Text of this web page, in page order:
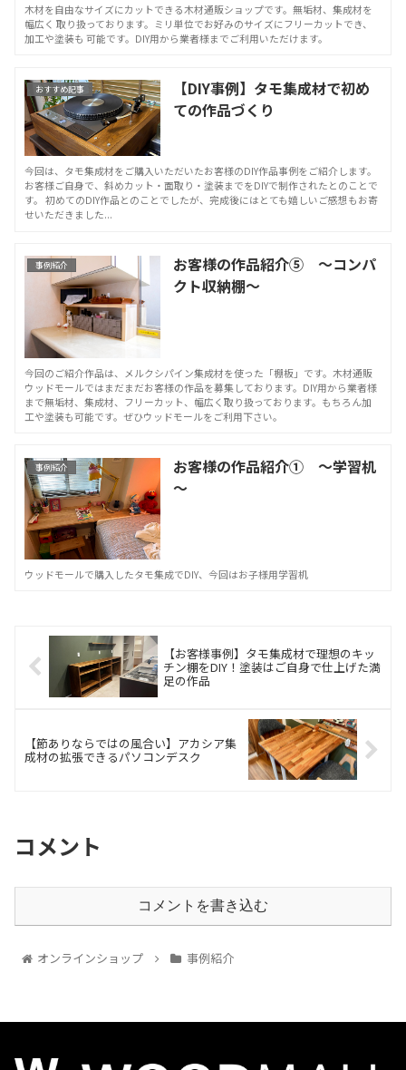
木材を自由なサイズにカットできる木材通販ショップです。無垢材、集成材を
幅広く 取り扱っております。ミリ単位でお好みのサイズにフリーカットでき、
加工や塗装も 可能です。DIY用から業者様までご利用いただけます。
おすすめ記事
【DIY事例】タモ集成材で初め
ての作品づくり
今回は、タモ集成材をご購入いただいたお客様のDIY作品事例をご紹介します。
お客様ご自身で、斜めカット・面取り・塗装までをDIYで制作されたとのことで
す。 初めてのDIY作品とのことでしたが、完成後にはとても嬉しいご感想もお寄
せいただきました...
事例紹介
お客様の作品紹介⑤ ～コンパ
クト収納棚～
今回のご紹介作品は、メルクシパイン集成材を使った「棚板」です。木材通販
ウッドモールではまだまだお客様の作品を募集しております。DIY用から業者様
まで無垢材、集成材、フリーカット、幅広く取り扱っております。もちろん加
工や塗装も可能です。ぜひウッドモールをご利用下さい。
事例紹介
お客様の作品紹介① ～学習机
～
ウッドモールで購入したタモ集成でDIY、今回はお子様用学習机
【お客様事例】タモ集成材で理想のキッ
チン棚をDIY！塗装はご自身で仕上げた満
足の作品
【節ありならではの風合い】アカシア集
成材の拡張できるパソコンデスク
コメント
コメントを書き込む
オンラインショップ 事例紹介